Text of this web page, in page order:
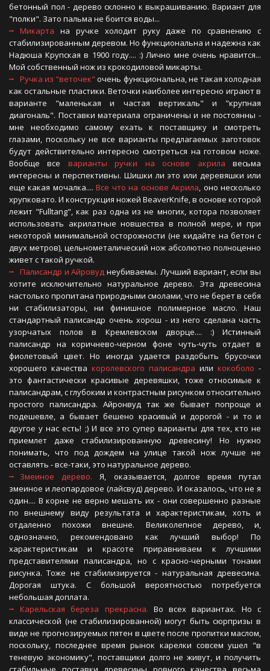
бетонный пол - дерево склонно к выкрашиванию. Вариант для
"полки". Зато пальма не боится воды...
Микарта на ручке холодит руку даже по сравнению с
стабилизированным деревом. Но функциональна и надежна как
Надюша Крупская в 1900 году.... :) Лично мне очень нравится...
Мой собственный нож из крокодиловой микарты.
Ручка из "веточек" очень функциональна, не такая холодная
как остальные пластики. Веточки наиболее интересно играют в
варианте "маленькая и частая вертикаль" и "крупная
диагональ". Поставки материала ограничены и не постоянны -
мне необходимо самому ехать к поставщику и смотреть
глазами, поскольку не все варианты предлагаемых заготовок
будут действительно интересно смотреться на готовом ноже.
Вообще все варианты ручки на основе акрила весьма
интересны и перспективны. Шишки ли это или деревяшки или
еще какая мочалка....Все что на основе Акрила, оно несколько
хрупковато. И конструкция ножей BeaverKnife, в основе которой
лежит "Fulltang", как раз одна из не многих, котора позволяет
использовать акрилатные новшества в полной мере, и при
некоторой минимальной осторожности (не кидайте на бетон с
двух метров), цельнометалический нож абсолютно полноценно
живет с такой ручкой.
Палисандр и Айровуд неубиваемы. Лучший вариант, если вы
хотите исключительно натуральное дерево. Эта древесина
настолько пропитана природными смолами, что не берет в себя
ни стабилизаторы, ни финишное полимерное масло. Наш
стандартный палисандр очень хорош - из него сделана часть
узорчатых полов в Кремлевском дворце.... :) Истинный
палисандр на коричнево-черном фоне чуть-чуть отдает в
фиолетовый цвет. Но иногда удается раздобыть брусочки
хорошего качества королевского палисандра или кокоболо -
это фантастически красивые деревяшки, тоже относимые к
палисандрам, с глубоким и контрастным рисунком относительно
простого палисандра. Айронвуд так же бывает попроще и
подешевле, а бывает бешено красивый и дорогой - и то и
другое у нас есть! ;) И все это супер варианты для тех, кто не
приемлет даже стабилизированную древесину! Но нужно
понимать, что под дождем на улице такой нож лучше не
оставлять - все-таки, это натуральное дерево.
Змеиное дерево. Я, оказывается, долгое время путал
змеиное и леопардовое (лайсвуд) дерево. И оказалось, что не я
один.... В корне не верно мешать их - они совершенно разные
по внешнему виду результата и характеристикам, хоть и
отдаленно похожи внешне. Великолепное дерево, и,
однозначно, рекомендовано как лучший выбор! По
характеристикам и красоте приравниваем к лучшими
представителями палисандра, но с красно-черными тонами
рисунка. Тоже не стабилизируется - натуральная древесина.
Дорогая штука. С большой вероятностью потребуется
небольшая доплата.
Карельская береза прекрасна. Во всех вариантах. Но с
классической (не стабилизированной) могут быть сюрпpизы в
виде не прогнозируемых пятен в цвете после пропитки маслом,
поскольку, последнее время рынок карелки совсем ушел "в
теневую экономику", поставщики долго не живут, и получить